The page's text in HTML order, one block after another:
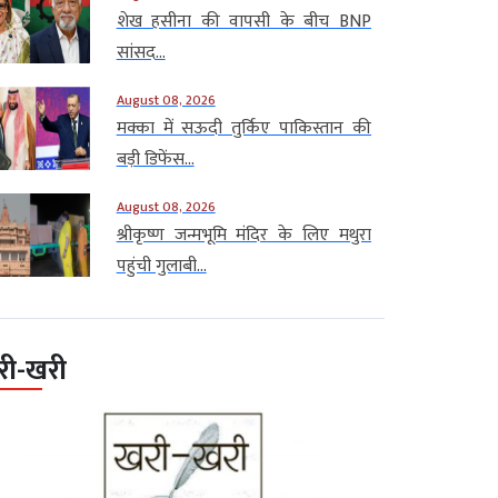
शेख हसीना की वापसी के बीच BNP
सांसद...
August 08, 2026
मक्का में सऊदी तुर्किए पाकिस्तान की
बड़ी डिफेंस...
August 08, 2026
श्रीकृष्ण जन्मभूमि मंदिर के लिए मथुरा
पहुंची गुलाबी...
खरी